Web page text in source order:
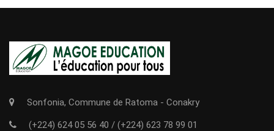
Sonfonia, Commune de Ratoma - Conakry
(+224) 624 05 56 40 / (+224) 623 78 99 01